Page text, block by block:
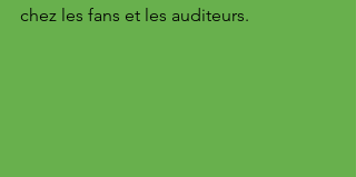
chez les fans et les auditeurs.